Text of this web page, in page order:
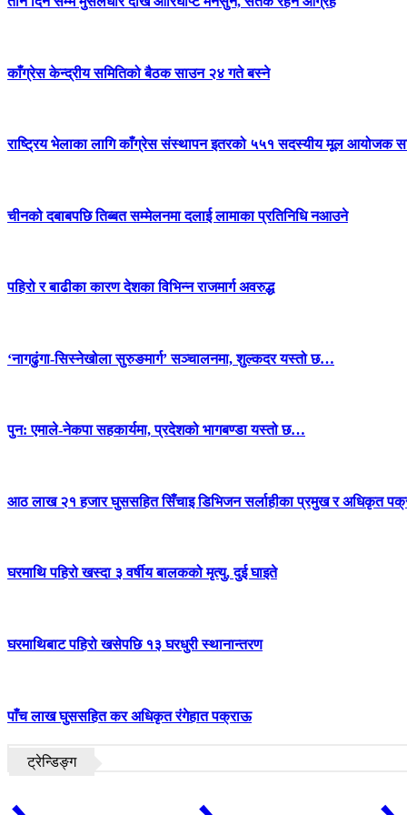
काँग्रेस केन्द्रीय समितिको बैठक साउन २४ गते बस्ने
राष्ट्रिय भेलाका लागि काँग्रेस संस्थापन इतरको ५५१ सदस्यीय मूल आयोजक
चीनको दबाबपछि तिब्बत सम्मेलनमा दलाई लामाका प्रतिनिधि नआउने
पहिरो र बाढीका कारण देशका विभिन्न राजमार्ग अवरुद्ध
‘नागढुंगा-सिस्नेखोला सुरुङमार्ग’ सञ्चालनमा, शुल्कदर यस्तो छ…
पुन: एमाले-नेकपा सहकार्यमा, प्रदेशको भागबण्डा यस्तो छ…
आठ लाख २१ हजार घुससहित सिँचाइ डिभिजन सर्लाहीका प्रमुख र अधिकृत
घरमाथि पहिरो खस्दा ३ वर्षीय बालकको मृत्यु, दुई घाइते
घरमाथिबाट पहिरो खसेपछि १३ घरधुरी स्थानान्तरण
पाँच लाख घुससहित कर अधिकृत रंगेहात पक्राऊ
ट्रेन्डिङ्ग